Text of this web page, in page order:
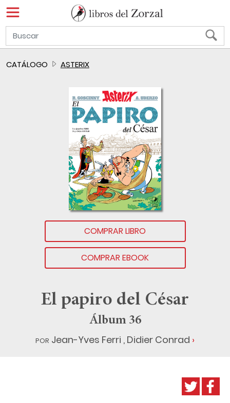
CATÁLOGO ASTERIX
COMPRAR LIBRO
COMPRAR EBOOK
El papiro del César
Álbum 36
por Jean-Yves Ferri , Didier Conrad